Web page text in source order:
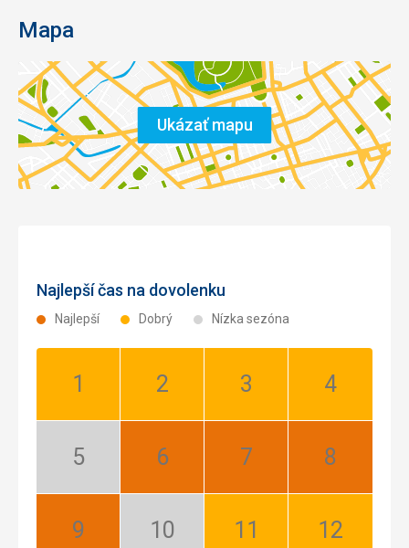
Mapa
Ukázať mapu
Najlepší čas na dovolenku
Najlepší Dobrý Nízka sezóna
Január:
Február:
Marec:
Apríl:
Máj:
Jún:
Júl:
August:
September:
Október:
November:
December: